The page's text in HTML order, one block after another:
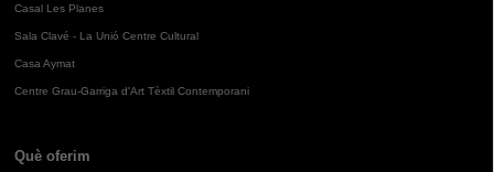
Casal Les Planes
Sala Clavé - La Unió Centre Cultural
Casa Aymat
Centre Grau-Garriga d'Art Tèxtil Contemporani
Què oferim